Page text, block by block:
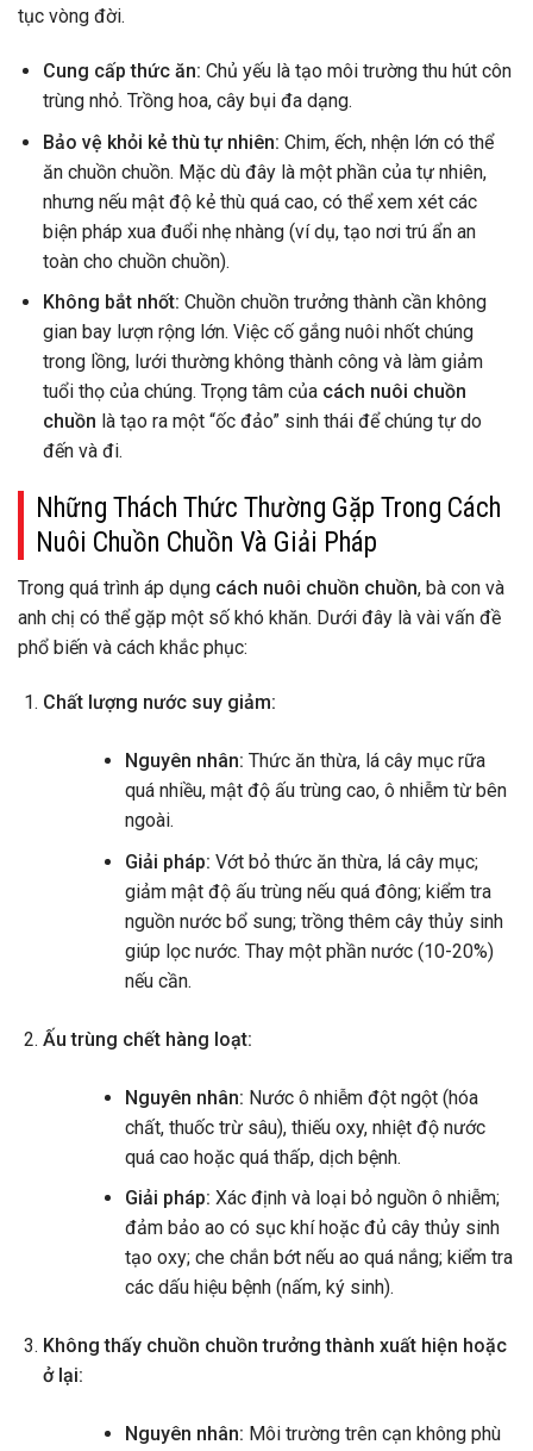
tục vòng đời.
Cung cấp thức ăn: Chủ yếu là tạo môi trường thu hút côn
trùng nhỏ. Trồng hoa, cây bụi đa dạng.
Bảo vệ khỏi kẻ thù tự nhiên: Chim, ếch, nhện lớn có thể
ăn chuồn chuồn. Mặc dù đây là một phần của tự nhiên,
nhưng nếu mật độ kẻ thù quá cao, có thể xem xét các
biện pháp xua đuổi nhẹ nhàng (ví dụ, tạo nơi trú ẩn an
toàn cho chuồn chuồn).
Không bắt nhốt: Chuồn chuồn trưởng thành cần không
gian bay lượn rộng lớn. Việc cố gắng nuôi nhốt chúng
trong lồng, lưới thường không thành công và làm giảm
tuổi thọ của chúng. Trọng tâm của cách nuôi chuồn
chuồn là tạo ra một “ốc đảo” sinh thái để chúng tự do
đến và đi.
Những Thách Thức Thường Gặp Trong Cách
Nuôi Chuồn Chuồn Và Giải Pháp
Trong quá trình áp dụng cách nuôi chuồn chuồn, bà con và
anh chị có thể gặp một số khó khăn. Dưới đây là vài vấn đề
phổ biến và cách khắc phục:
Chất lượng nước suy giảm:
Nguyên nhân: Thức ăn thừa, lá cây mục rữa
quá nhiều, mật độ ấu trùng cao, ô nhiễm từ bên
ngoài.
Giải pháp: Vớt bỏ thức ăn thừa, lá cây mục;
giảm mật độ ấu trùng nếu quá đông; kiểm tra
nguồn nước bổ sung; trồng thêm cây thủy sinh
giúp lọc nước. Thay một phần nước (10-20%)
nếu cần.
Ấu trùng chết hàng loạt:
Nguyên nhân: Nước ô nhiễm đột ngột (hóa
chất, thuốc trừ sâu), thiếu oxy, nhiệt độ nước
quá cao hoặc quá thấp, dịch bệnh.
Giải pháp: Xác định và loại bỏ nguồn ô nhiễm;
đảm bảo ao có sục khí hoặc đủ cây thủy sinh
tạo oxy; che chắn bớt nếu ao quá nắng; kiểm tra
các dấu hiệu bệnh (nấm, ký sinh).
Không thấy chuồn chuồn trưởng thành xuất hiện hoặc
ở lại:
Nguyên nhân: Môi trường trên cạn không phù